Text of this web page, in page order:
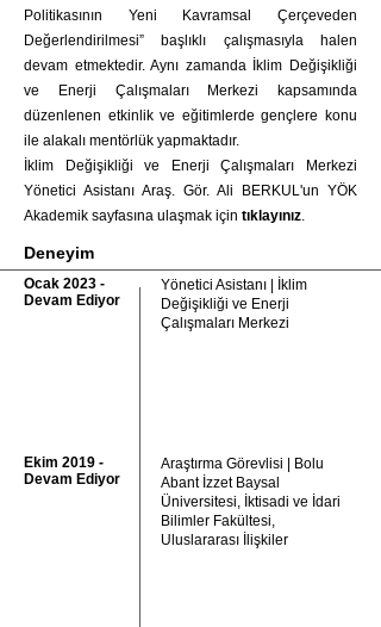
Politikasının Yeni Kavramsal Çerçeveden
Değerlendirilmesi” başlıklı çalışmasıyla halen
devam etmektedir. Aynı zamanda İklim Değişikliği
ve Enerji Çalışmaları Merkezi kapsamında
düzenlenen etkinlik ve eğitimlerde gençlere konu
ile alakalı mentörlük yapmaktadır.
İklim Değişikliği ve Enerji Çalışmaları Merkezi
Yönetici Asistanı Araş. Gör. Ali BERKUL'un YÖK
Akademik sayfasına ulaşmak için tıklayınız.
Deneyim
Ocak 2023 -
Devam Ediyor
Ekim 2019 -
Devam Ediyor
Yönetici Asistanı | İklim
Değişikliği ve Enerji
Çalışmaları Merkezi
Araştırma Görevlisi | Bolu
Abant İzzet Baysal
Üniversitesi, İktisadi ve İdari
Bilimler Fakültesi,
Uluslararası İlişkiler